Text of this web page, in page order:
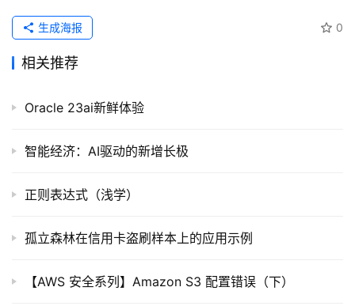
软
件
应
务
目
0
生成海报
相关推荐
Oracle 23ai新鲜体验
智能经济：AI驱动的新增长极
正则表达式（浅学）
孤立森林在信用卡盗刷样本上的应用示例
【AWS 安全系列】Amazon S3 配置错误（下）